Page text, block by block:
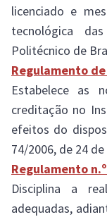
licenciado e
tecnológica
Politécnico de
Regulamento
Estabelece as
creditação no
efeitos do
74/2006, de 24
Regulamento
Disciplina a
adequadas,